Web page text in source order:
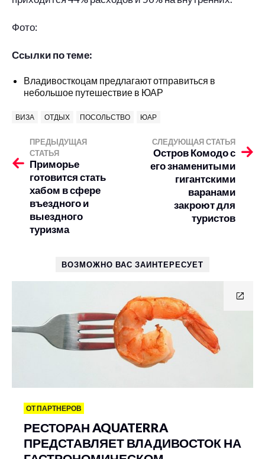
Фото:
Ссылки по теме:
Владивосткоцам предлагают отправиться в
небольшое путешествие в ЮАР
ВИЗА ОТДЫХ ПОСОЛЬСТВО ЮАР
ПРЕДЫДУЩАЯ
СТАТЬЯ
Приморье
готовится стать
хабом в сфере
въездного и
выездного
туризма
СЛЕДУЮЩАЯ СТАТЬЯ
Остров Комодо с
его знаменитыми
гигантскими
варанами
закроют для
туристов
ВОЗМОЖНО ВАС ЗАИНТЕРЕСУЕТ
ОТ ПАРТНЕРОВ
РЕСТОРАН AQUATERRA
ПРЕДСТАВЛЯЕТ ВЛАДИВОСТОК НА